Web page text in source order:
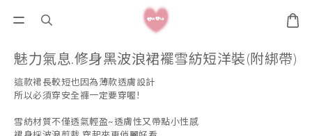
魅力氣息.修身黑波浪裙襬雪紡短洋裝(附綁帶)
這款裙長較短也因為薄款透膚設計
所以必須穿安全褲一定要穿喔!
雪紡材質不僅透氣輕盈~透膚性又帶點小性感